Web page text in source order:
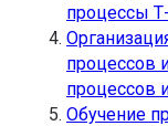
процессы
процессов
процессов
Обучение